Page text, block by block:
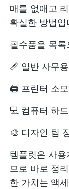
매를 없애고
확실한 방법입
필수품을 목
📏 일반 사무
🖨️ 프린터 소
💻 컴퓨터 하
🎨 디자인 팀
템플릿은 사
므로 바로 정
한 가치는 액